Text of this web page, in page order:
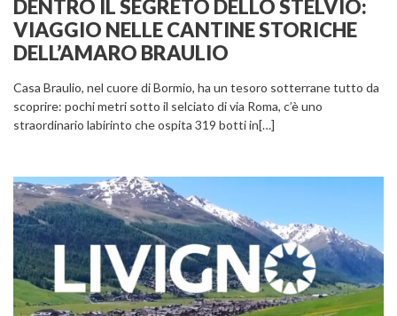
DENTRO IL SEGRETO DELLO STELVIO:
VIAGGIO NELLE CANTINE STORICHE
DELL’AMARO BRAULIO
Casa Braulio, nel cuore di Bormio, ha un tesoro sotterrane tutto da
scoprire: pochi metri sotto il selciato di via Roma, c’è uno
straordinario labirinto che ospita 319 botti in[…]